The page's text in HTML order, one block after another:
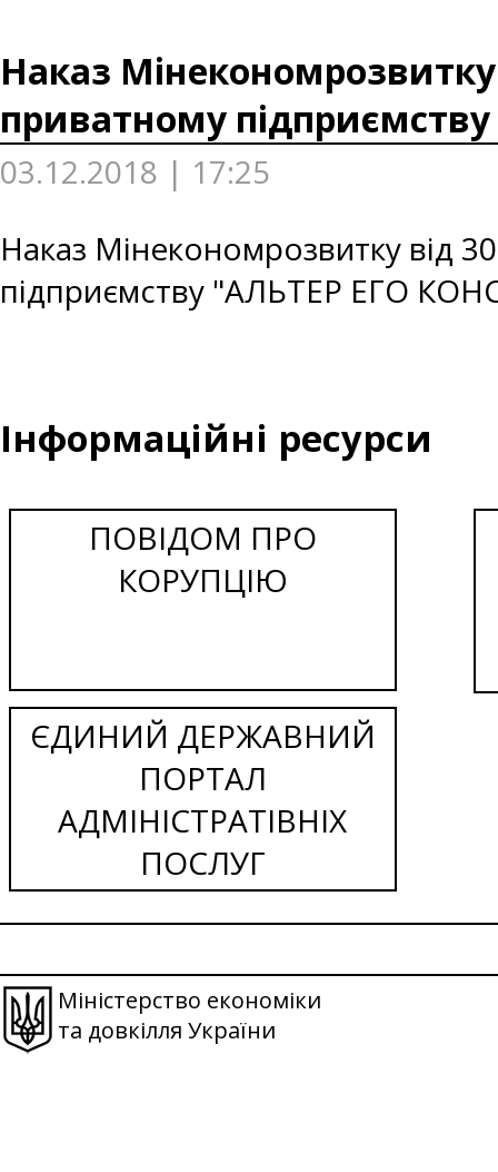
Наказ Мінекономрозвитку
приватному
03.12.2018 | 17:25
Наказ Мінекономрозвитку від
підприємству "АЛЬТЕР ЕГО
Інформаційні ресурси
ПОВІДОМ ПРО
КОРУПЦІЮ
ЄДИНИЙ ДЕРЖАВНИЙ
ПОРТАЛ
АДМІНІСТРАТІВНІХ
ПОСЛУГ
Міністерство економіки
та довкілля України